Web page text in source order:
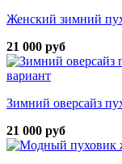
Женский зимний
21 000 руб
вариант
Зимний оверсайз
21 000 руб